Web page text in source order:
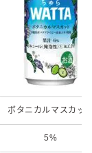
ボタニカルマスカッ
5%